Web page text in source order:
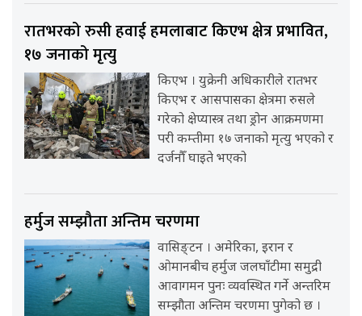
रातभरको रुसी हवाई हमलाबाट किएभ क्षेत्र प्रभावित,
१७ जनाको मृत्यु
किएभ । युक्रेनी अधिकारीले रातभर
किएभ र आसपासका क्षेत्रमा रुसले
गरेको क्षेप्यास्त्र तथा ड्रोन आक्रमणमा
परी कम्तीमा १७ जनाको मृत्यु भएको र
दर्जनौँ घाइते भएको
हर्मुज सम्झौता अन्तिम चरणमा
वासिङ्टन । अमेरिका, इरान र
ओमानबीच हर्मुज जलघाँटीमा समुद्री
आवागमन पुनः व्यवस्थित गर्ने अन्तरिम
सम्झौता अन्तिम चरणमा पुगेको छ ।